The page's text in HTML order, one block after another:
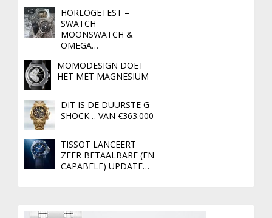
HORLOGETEST –
SWATCH
MOONSWATCH &
OMEGA…
MOMODESIGN DOET
HET MET MAGNESIUM
DIT IS DE DUURSTE G-
SHOCK… VAN €363.000
TISSOT LANCEERT
ZEER BETAALBARE (EN
CAPABELE) UPDATE…